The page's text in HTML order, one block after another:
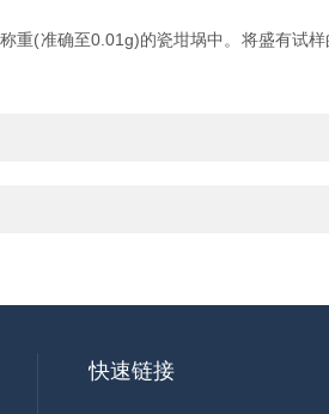
(准确至0.01g)的瓷坩埚中。将盛有试
快速链接